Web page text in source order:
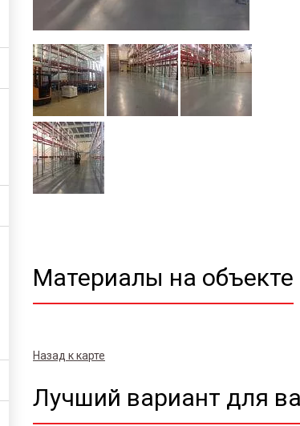
Материалы на объекте
Назад к карте
Лучший вариант для